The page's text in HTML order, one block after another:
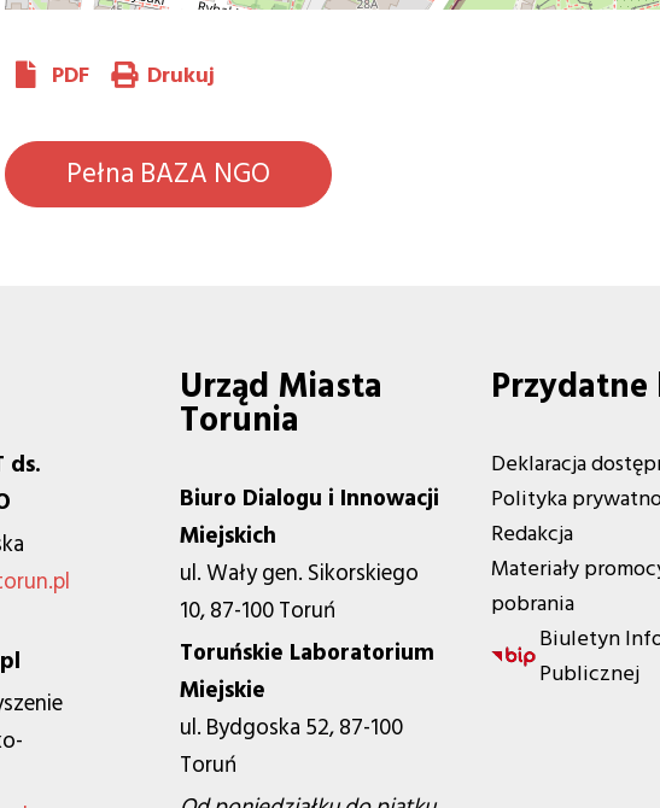
PDF Drukuj
Pełna BAZA NGO
ds.
Urząd Miasta
Torunia
Biuro Dialogu i Innowacji
Miejskich
ul. Wały gen. Sikorskiego
10, 87-100 Toruń
Toruńskie Laboratorium
Miejskie
ul. Bydgoska 52, 87-100
Toruń
Deklaracja
Polityka
Redakcja
Materiały
pobrania
Biuletyn
Publicznej